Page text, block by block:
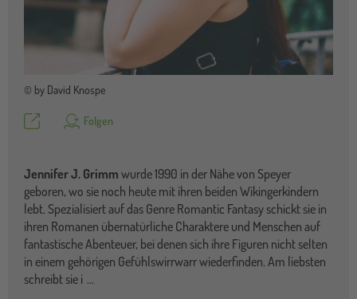
© by David Knospe
Teilen Folgen
Jennifer J. Grimm wurde 1990 in der Nähe von Speyer
geboren, wo sie noch heute mit ihren beiden Wikingerkindern
lebt. Spezialisiert auf das Genre Romantic Fantasy schickt sie in
ihren Romanen übernatürliche Charaktere und Menschen auf
fantastische Abenteuer, bei denen sich ihre Figuren nicht selten
in einem gehörigen Gefühlswirrwarr wiederfinden. Am liebsten
schreibt sie i ...